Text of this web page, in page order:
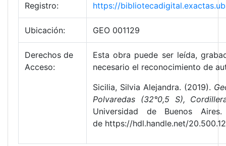
Registro: https://
Ubicación: GEO 001129
Derechos de
Acceso:
Esta obra puede ser leída,
necesario el reconocimiento de
Sicilia, Silvia Alejandra. (2019).
Polvaredas (32°0,5 S),
Universidad de Buenos
de https://hdl.handle.net/